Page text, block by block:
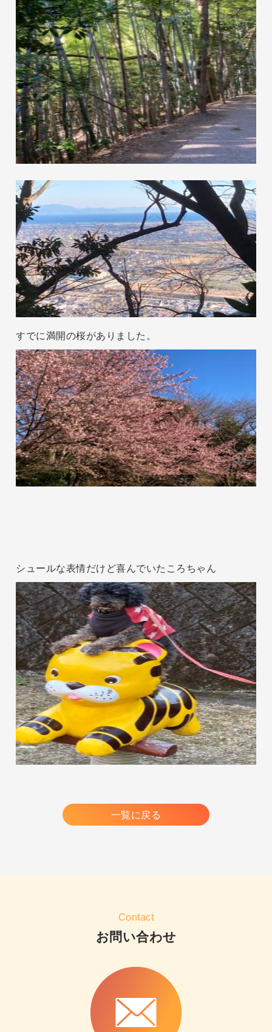
すでに満開の桜がありました。
シュールな表情だけど喜んでいたころちゃん
一覧に戻る
Contact
お問い合わせ